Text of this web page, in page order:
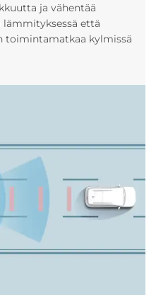
ja vähentää
että
toimintamatkaa kylmissä